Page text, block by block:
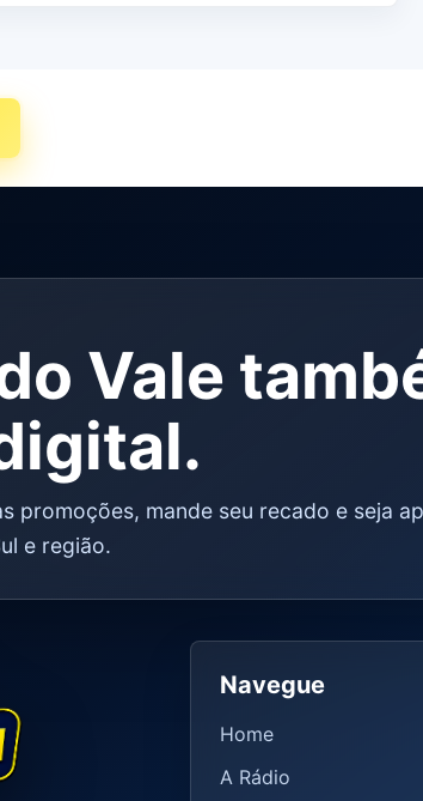
Vale
promoções, mande seu recado e seja
e região.
Navegue
Home
A Rádio